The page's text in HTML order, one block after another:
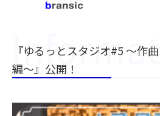
『ゆるっとスタジオ#5 〜作
編〜』公開！